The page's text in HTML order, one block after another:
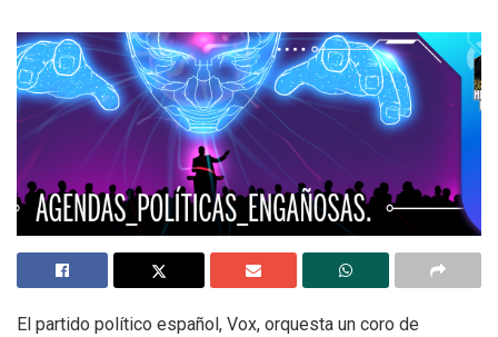
El partido político español, Vox, orquesta un coro de